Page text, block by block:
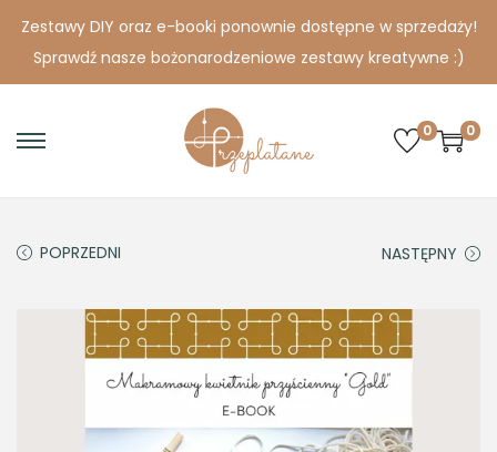
Zestawy DIY oraz e-booki ponownie dostępne w sprzedaży!
Sprawdź nasze bożonarodzeniowe zestawy kreatywne :)
S
o
n
a
v
i
S
o
c
o
n
t
0 0
POPRZEDNI NASTĘPNY